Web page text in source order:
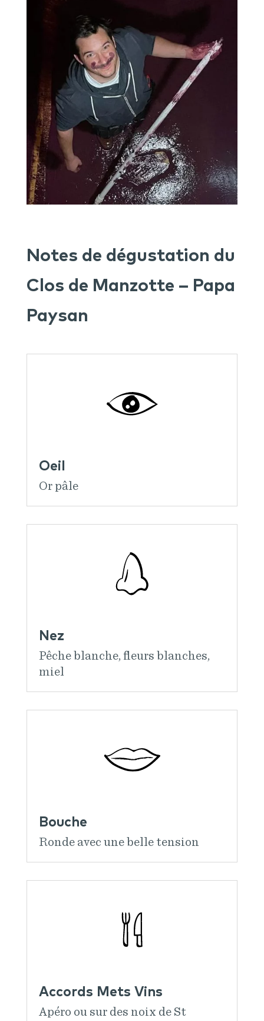
Notes de dégustation du
Clos de Manzotte – Papa
Paysan
Oeil
Or pâle
Nez
Pêche blanche, fleurs blanches,
miel
Bouche
Ronde avec une belle tension
Accords Mets Vins
Apéro ou sur des noix de St